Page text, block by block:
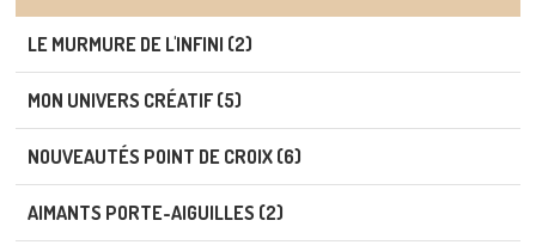
LE MURMURE DE L'INFINI (2)
MON UNIVERS CRÉATIF (5)
NOUVEAUTÉS POINT DE CROIX (6)
AIMANTS PORTE-AIGUILLES (2)